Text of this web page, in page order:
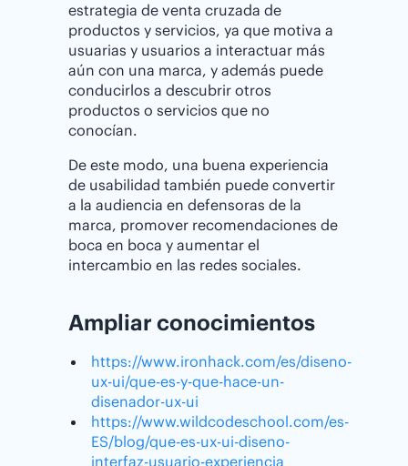
estrategia de venta cruzada de
productos y servicios, ya que motiva a
usuarias y usuarios a interactuar más
aún con una marca, y además puede
conducirlos a descubrir otros
productos o servicios que no
conocían.
De este modo, una buena experiencia
de usabilidad también puede convertir
a la audiencia en defensoras de la
marca, promover recomendaciones de
boca en boca y aumentar el
intercambio en las redes sociales.
Ampliar conocimientos
https://www.ironhack.com/es/diseno-
ux-ui/que-es-y-que-hace-un-
disenador-ux-ui
https://www.wildcodeschool.com/es-
ES/blog/que-es-ux-ui-diseno-
interfaz-usuario-experiencia